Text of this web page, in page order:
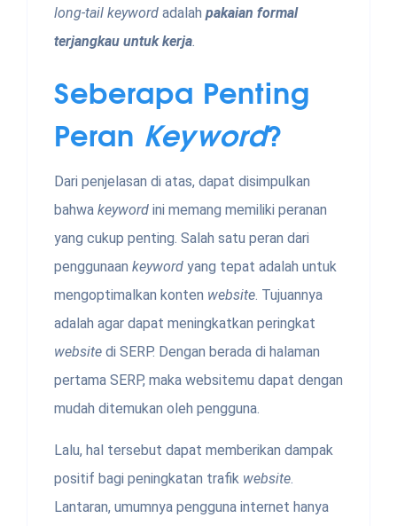
long-tail keyword adalah pakaian formal
terjangkau untuk kerja.
Seberapa Penting
Peran Keyword?
Dari penjelasan di atas, dapat disimpulkan
bahwa keyword ini memang memiliki peranan
yang cukup penting. Salah satu peran dari
penggunaan keyword yang tepat adalah untuk
mengoptimalkan konten website. Tujuannya
adalah agar dapat meningkatkan peringkat
website di SERP. Dengan berada di halaman
pertama SERP, maka websitemu dapat dengan
mudah ditemukan oleh pengguna.
Lalu, hal tersebut dapat memberikan dampak
positif bagi peningkatan trafik website.
Lantaran, umumnya pengguna internet hanya